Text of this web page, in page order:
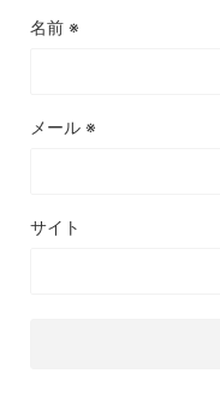
名前 ※
メール ※
サイト